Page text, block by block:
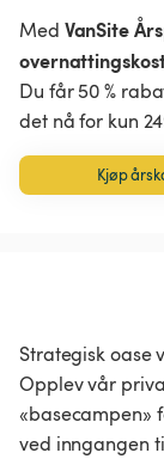
Med VanSite
Du får 50 %
det nå for kun
Kjøp
Strategisk oase
Opplev vår
«basecampen»
ved inngangen